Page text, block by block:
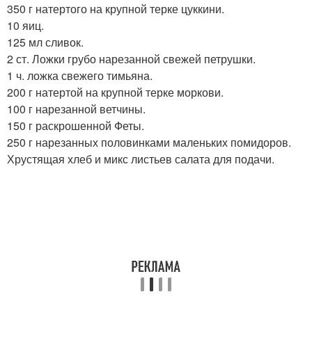
350 г натертого на крупной терке цуккини.
10 яиц.
125 мл сливок.
2 ст. Ложки грубо нарезанной свежей петрушки.
1 ч. ложка свежего тимьяна.
200 г натертой на крупной терке моркови.
100 г нарезанной ветчины.
150 г раскрошенной Феты.
250 г нарезанных половинками маленьких помидоров.
Хрустящая хлеб и микс листьев салата для подачи.